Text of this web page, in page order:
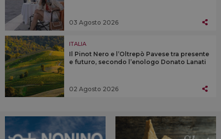
03 Agosto 2026
ITALIA
Il Pinot Nero e l’Oltrepò Pavese tra presente
e futuro, secondo l’enologo Donato Lanati
02 Agosto 2026